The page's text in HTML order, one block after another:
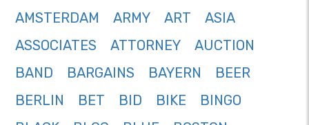
AMSTERDAM
ARMY ART
ASIA
ASSOCIATES
ATTORNEY
AUCTION
BAND
BARGAINS BAYERN
BEER
BERLIN
BET BID BIKE
BINGO